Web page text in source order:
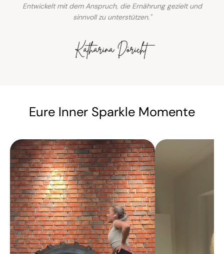
Entwickelt mit dem Anspruch, die Ernährung gezielt und
sinnvoll zu unterstützen."
Eure Inner Sparkle Momente